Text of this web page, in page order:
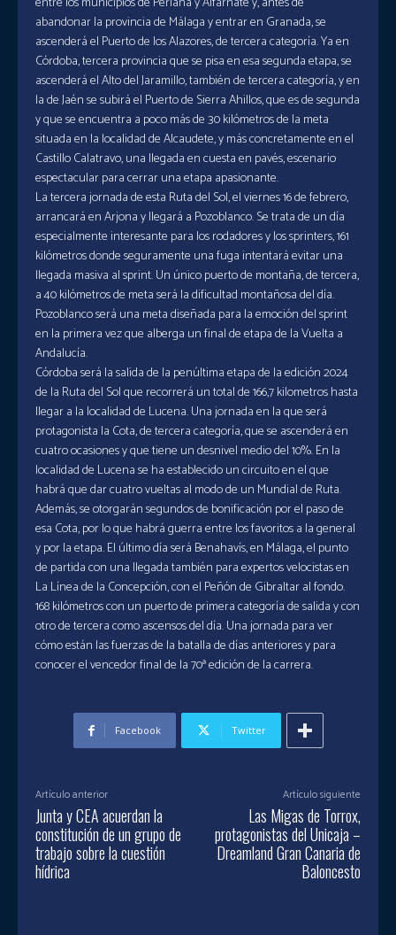
abandonar la provincia de Málaga y entrar en Granada, se
ascenderá el Puerto de los Alazores, de tercera categoría. Ya en
Córdoba, tercera provincia que se pisa en esa segunda etapa, se
ascenderá el Alto del Jaramillo, también de tercera categoría, y en
la de Jaén se subirá el Puerto de Sierra Ahillos, que es de segunda
y que se encuentra a poco más de 30 kilómetros de la meta
situada en la localidad de Alcaudete, y más concretamente en el
Castillo Calatravo, una llegada en cuesta en pavés, escenario
espectacular para cerrar una etapa apasionante.
La tercera jornada de esta Ruta del Sol, el viernes 16 de febrero,
arrancará en Arjona y llegará a Pozoblanco. Se trata de un día
especialmente interesante para los rodadores y los sprinters, 161
kilómetros donde seguramente una fuga intentará evitar una
llegada masiva al sprint. Un único puerto de montaña, de tercera,
a 40 kilómetros de meta será la dificultad montañosa del día.
Pozoblanco será una meta diseñada para la emoción del sprint
en la primera vez que alberga un final de etapa de la Vuelta a
Andalucía.
Córdoba será la salida de la penúltima etapa de la edición 2024
de la Ruta del Sol que recorrerá un total de 166,7 kilometros hasta
llegar a la localidad de Lucena. Una jornada en la que será
protagonista la Cota, de tercera categoría, que se ascenderá en
cuatro ocasiones y que tiene un desnivel medio del 10%. En la
localidad de Lucena se ha establecido un circuito en el que
habrá que dar cuatro vueltas al modo de un Mundial de Ruta.
Además, se otorgarán segundos de bonificación por el paso de
esa Cota, por lo que habrá guerra entre los favoritos a la general
y por la etapa. El último día será Benahavís, en Málaga, el punto
de partida con una llegada también para expertos velocistas en
La Línea de la Concepción, con el Peñón de Gibraltar al fondo.
168 kilómetros con un puerto de primera categoría de salida y con
otro de tercera como ascensos del día. Una jornada para ver
cómo están las fuerzas de la batalla de días anteriores y para
conocer el vencedor final de la 70ª edición de la carrera.
Facebook Twitter
Artículo anterior
Junta y CEA acuerdan la
constitución de un grupo de
trabajo sobre la cuestión
hídrica
Artículo siguiente
Las Migas de Torrox,
protagonistas del Unicaja –
Dreamland Gran Canaria de
Baloncesto